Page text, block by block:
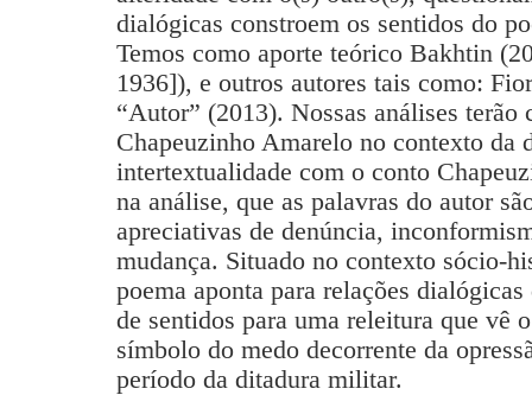
dialógicas constroem os sentidos do
Temos como aporte teórico Bakhtin
1936]), e outros autores tais como:
“Autor” (2013). Nossas análises terão
Chapeuzinho Amarelo no contexto da
intertextualidade com o conto
na análise, que as palavras do autor
apreciativas de denúncia,
mudança. Situado no contexto sócio-
poema aponta para relações
de sentidos para uma releitura que vê
símbolo do medo decorrente da
período da ditadura militar.